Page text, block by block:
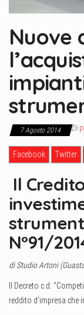
Nuove
7 Agosto 2014 Di
Facebook Twitter
Il
N°91/
di Studio Artoni
Il Decreto c.d.
reddito d’impresa